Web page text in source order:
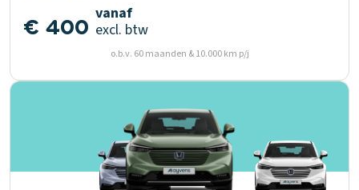
€ 400 vanaf
excl. btw
o.b.v. 60 maanden & 10.000 km p/j